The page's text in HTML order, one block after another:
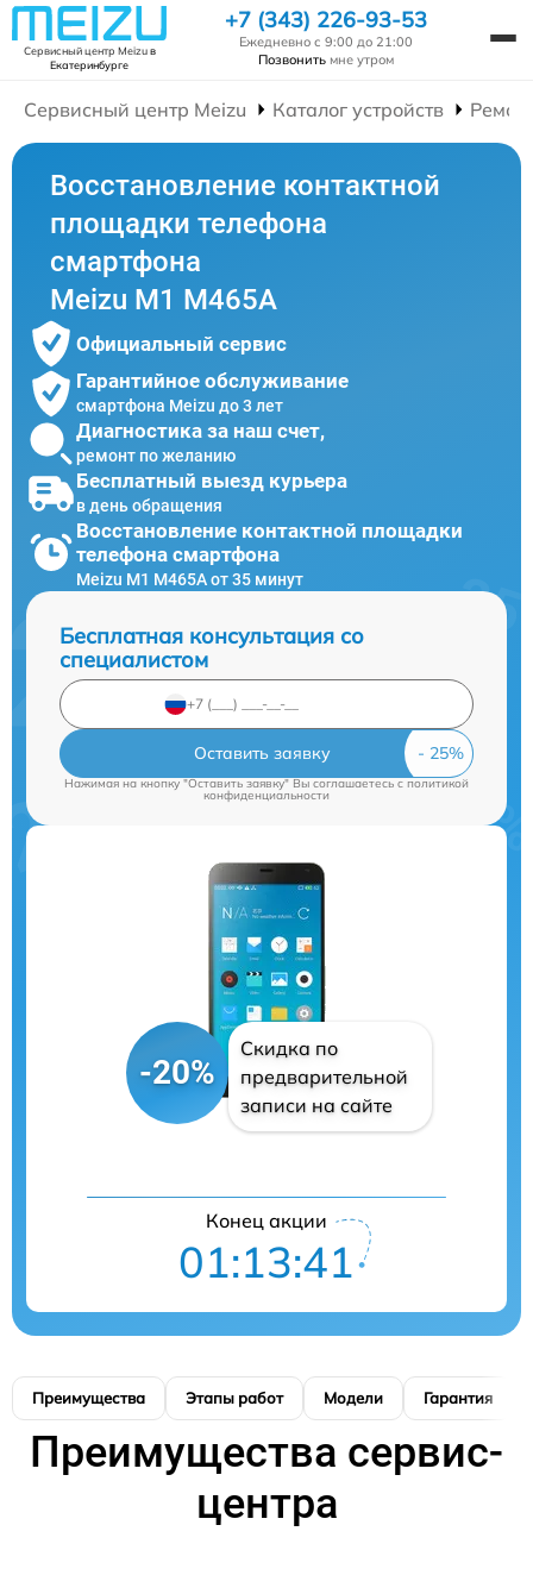
Сервисный центр Meizuв
Екатеринбурге
+7 (343) 226-93-53
Ежедневно с 9:00 до 21:00
Позвонить мне утром
Сервисный центр Meizu Каталог устройств
Восстановление контактной
площадки телефона
смартфона
Meizu M1 M465A
Официальный сервис
Гарантийное обслуживание
смартфона Meizu до 3 лет
Диагностика за наш счет,
ремонт по желанию
Бесплатный выезд курьера
в день обращения
Восстановление контактной площадки
телефона смартфона
Meizu M1 M465A от 35 минут
Бесплатная консультация со
специалистом
Оставить заявку
Нажимая на кнопку "Оставить заявку" Вы соглашаетесь cполитикой
конфиденциальности
-20%
Скидка по
предварительной
записи на сайте
Конец акции
01:13:40
Преимущества Этапы работ Модели Гарантия
Преимущества сервис-
центра